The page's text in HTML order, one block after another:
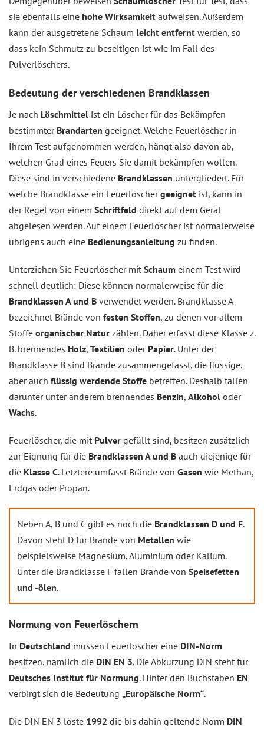
sie ebenfalls eine hohe Wirksamkeit aufweisen. Außerdem
kann der ausgetretene Schaum leicht entfernt werden, so
dass kein Schmutz zu beseitigen ist wie im Fall des
Pulverlöschers.
Bedeutung der verschiedenen Brandklassen
Je nach Löschmittel ist ein Löscher für das Bekämpfen
bestimmter Brandarten geeignet. Welche Feuerlöscher in
Ihrem Test aufgenommen werden, hängt also davon ab,
welchen Grad eines Feuers Sie damit bekämpfen wollen.
Diese sind in verschiedene Brandklassen untergliedert. Für
welche Brandklasse ein Feuerlöschergeeignet ist, kann in
der Regel von einem Schriftfeld direkt auf dem Gerät
abgelesen werden. Auf einem Feuerlöscher ist normalerweise
übrigens auch eine Bedienungsanleitung zu finden.
Unterziehen Sie Feuerlöscher mit Schaum einem Test wird
schnell deutlich: Diese können normalerweise für die
Brandklassen A und B verwendet werden. Brandklasse A
bezeichnet Brände von festen Stoffen, zu denen vor allem
Stoffe organischer Natur zählen. Daher erfasst diese Klasse z.
B. brennendes Holz, Textilien oder Papier. Unter der
Brandklasse B sind Brände zusammengefasst, die flüssige,
aber auch flüssig werdende Stoffe betreffen. Deshalb fallen
darunter unter anderem brennendes Benzin, Alkohol oder
Wachs.
Feuerlöscher, die mit Pulver gefüllt sind, besitzen zusätzlich
zur Eignung für die Brandklassen A und B auch diejenige für
die Klasse C. Letztere umfasst Brände von Gasen wie Methan,
Erdgas oder Propan.
Neben A, B und C gibt es noch die Brandklassen D und F.
Davon steht D für Brände von Metallen wie
beispielsweise Magnesium, Aluminium oder Kalium.
Unter die Brandklasse F fallen Brände von Speisefetten
und -ölen.
Normung von Feuerlöschern
In Deutschland müssen Feuerlöscher eine DIN-Norm
besitzen, nämlich die DIN EN 3. Die Abkürzung DIN steht für
Deutsches Institut für Normung. Hinter den Buchstaben EN
verbirgt sich die Bedeutung „Europäische Norm“.
Die DIN EN 3 löste 1992 die bis dahin geltende Norm DIN